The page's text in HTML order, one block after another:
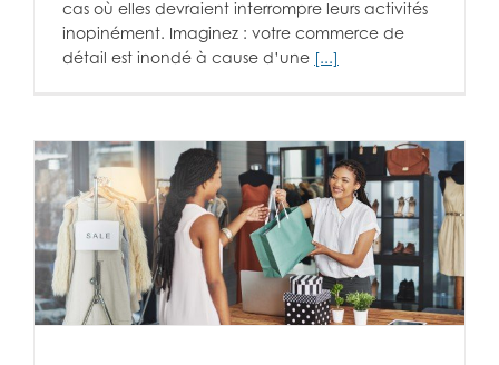
cas où elles devraient interrompre leurs activités
inopinément. Imaginez : votre commerce de
détail est inondé à cause d’une [...]